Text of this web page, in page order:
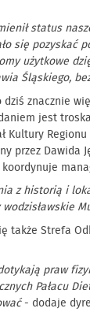
status
się
użytkowe
Śląskiego,
dziś znacznie
jest
Kultury
przez Dawida
z historią i
także Strefa
praw
Pałacu
- dodaje